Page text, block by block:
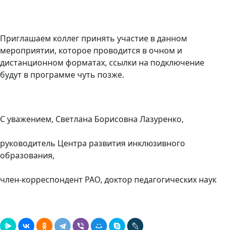
Приглашаем коллег принять участие в данном
мероприятии, которое проводится в очном и
дистанционном форматах, ссылки на подключение
будут в программе чуть позже.
С уважением, Светлана Борисовна Лазуренко,
руководитель Центра развития инклюзивного
образования,
член-корреспондент РАО, доктор педагогических наук